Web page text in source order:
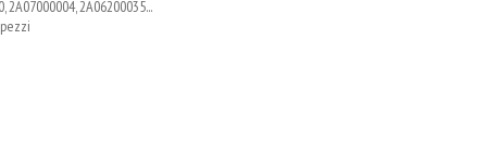
2A07000004, 2A06200035...